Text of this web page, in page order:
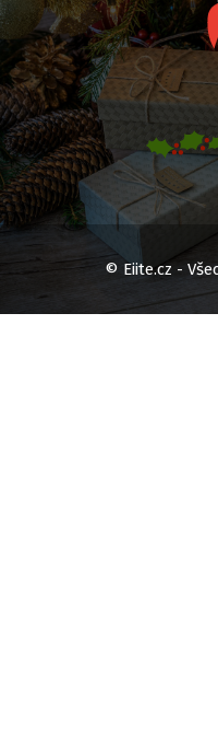
© Eiite.cz -